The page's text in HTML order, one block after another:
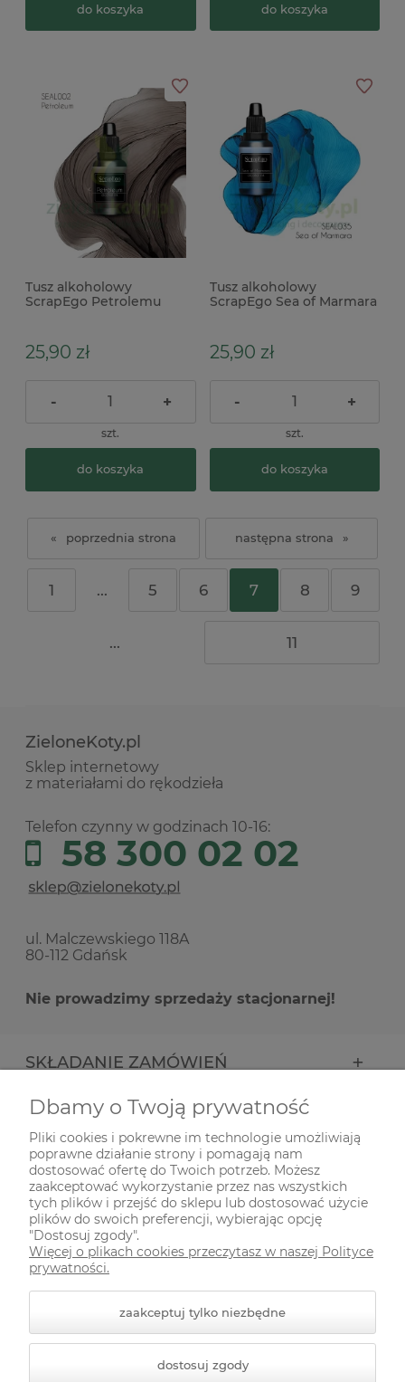
do koszyka do koszyka
Tusz alkoholowy
ScrapEgo Petrolemu
25,90 zł
- +
szt.
do koszyka
Tusz alkoholowy
ScrapEgo Sea of Marmara
25,90 zł
- +
szt.
do koszyka
«
1 ... 5 6 7 8 9
... 11
»
ZieloneKoty.pl
Sklep internetowy
z materiałami do rękodzieła
Telefon czynny w godzinach 10-16:
58 300 02 02
ul. Malczewskiego 118A
80-112 Gdańsk
Nie prowadzimy sprzedaży stacjonarnej!
SKŁADANIE ZAMÓWIEŃ
INFORMACJE
ODWIEDŹ NAS NA
Styl graficzny ShopGadget.pl Sklep internetowy Shoper
Dbamy o Twoją prywatność
Pliki cookies i pokrewne im technologie umożliwiają
poprawne działanie strony i pomagają nam
dostosować ofertę do Twoich potrzeb. Możesz
zaakceptować wykorzystanie przez nas wszystkich
tych plików i przejść do sklepu lub dostosować użycie
plików do swoich preferencji, wybierając opcję
"Dostosuj zgody".
Więcej o plikach cookies przeczytasz w naszej Polityce
prywatności.
zaakceptuj tylko niezbędne
dostosuj zgody